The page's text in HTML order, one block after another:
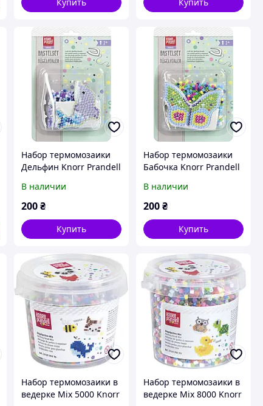
Набор термомозаики
Дельфин Knorr Prandell
В наличии
200 ₴
Купить
Набор термомозаики
Бабочка Knorr Prandell
В наличии
200₴
Купить
Набор термомозаики в
ведерке Mix 5000 Knorr
Набор термомозаики в
ведерке Mix 8000 Knorr